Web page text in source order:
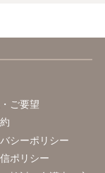
ご要望
シーポリシー
ポリシー